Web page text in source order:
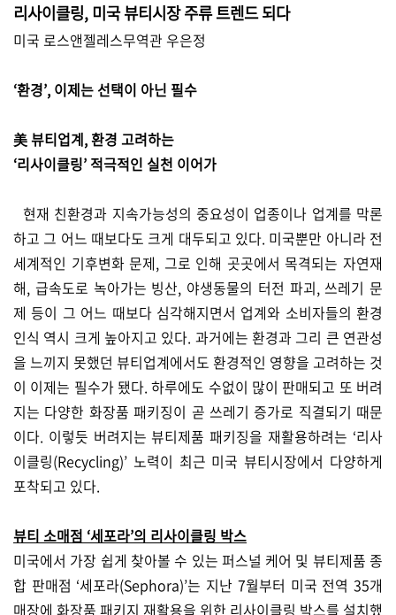
리사이클링, 미국 뷰티시장 주류 트렌드 되다
미국 로스앤젤레스무역관 우은정
‘환경’, 이제는 선택이 아닌 필수
美 뷰티업계, 환경 고려하는
‘리사이클링’ 적극적인 실천 이어가
현재 친환경과 지속가능성의 중요성이 업종이나 업계를 막론
하고 그 어느 때보다도 크게 대두되고 있다. 미국뿐만 아니라 전
세계적인 기후변화 문제, 그로 인해 곳곳에서 목격되는 자연재
해, 급속도로 녹아가는 빙산, 야생동물의 터전 파괴, 쓰레기 문
제 등이 그 어느 때보다 심각해지면서 업계와 소비자들의 환경
인식 역시 크게 높아지고 있다. 과거에는 환경과 그리 큰 연관성
을 느끼지 못했던 뷰티업계에서도 환경적인 영향을 고려하는 것
이 이제는 필수가 됐다. 하루에도 수없이 많이 판매되고 또 버려
지는 다양한 화장품 패키징이 곧 쓰레기 증가로 직결되기 때문
이다. 이렇듯 버려지는 뷰티제품 패키징을 재활용하려는 ‘리사
이클링(Recycling)’ 노력이 최근 미국 뷰티시장에서 다양하게
포착되고 있다.
뷰티 소매점 ‘세포라’의 리사이클링 박스
미국에서 가장 쉽게 찾아볼 수 있는 퍼스널 케어 및 뷰티제품 종
합 판매점 ‘세포라(Sephora)’는 지난 7월부터 미국 전역 35개
매장에 화장품 패키지 재활용을 위한 리사이클링 박스를 설치했